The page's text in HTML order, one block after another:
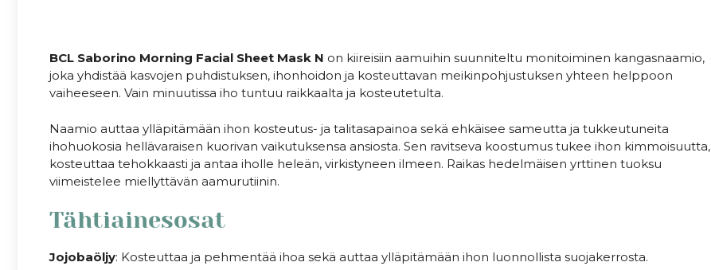
BCL Saborino Morning Facial Sheet Mask N on kiireisiin aamuihin suunniteltu monitoiminen kangasnaamio,
joka yhdistää kasvojen puhdistuksen, ihonhoidon ja kosteuttavan meikinpohjustuksen yhteen helppoon
vaiheeseen. Vain minuutissa iho tuntuu raikkaalta ja kosteutetulta.
Naamio auttaa ylläpitämään ihon kosteutus- ja talitasapainoa sekä ehkäisee sameutta ja tukkeutuneita
ihohuokosia hellävaraisen kuorivan vaikutuksensa ansiosta. Sen ravitseva koostumus tukee ihon kimmoisuutta,
kosteuttaa tehokkaasti ja antaa iholle heleän, virkistyneen ilmeen. Raikas hedelmäisen yrttinen tuoksu
viimeistelee miellyttävän aamurutiinin.
Tähtiainesosat
Jojobaöljy: Kosteuttaa ja pehmentää ihoa sekä auttaa ylläpitämään ihon luonnollista suojakerrosta.